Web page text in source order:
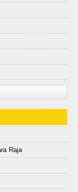
Raja